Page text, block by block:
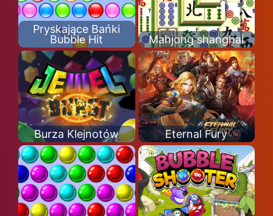
Pryskające Bańki
Bubble Hit
Mahjong shanghai
Burza Klejnotów Eternal Fury